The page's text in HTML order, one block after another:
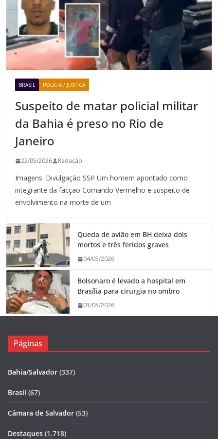
BRASIL POLICIA / JUSTIÇA
Suspeito de matar policial militar
da Bahia é preso no Rio de
Janeiro
22/05/2026 Redação
Imagens: Divulgação SSP Um homem apontado como
integrante da facção Comando Vermelho e suspeito de
envolvimento na morte de um
Queda de avião em BH deixa dois
mortos e três feridos graves
04/05/2026
Bolsonaro é levado a hospital em
Brasília para cirurgia no ombro
01/05/2026
Páginas
Bahia/Salvador (337)
Brasil (67)
Câmara de Salvador (53)
Destaques (1.718)